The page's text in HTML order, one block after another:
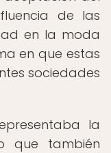
de las
en la moda
en que estas
sociedades
la
que también